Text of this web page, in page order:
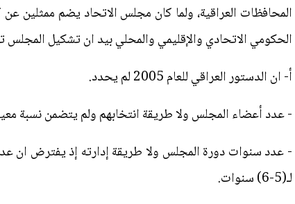
المحافظات العراقية، ولما كان مجلس الاتحاد يضم ممثلين
الحكومي الاتحادي والإقليمي والمحلي بيد ان تشكيل
أ‌- ان الدستور العراقي للعام 2005 لم يحدد.
- عدد أعضاء المجلس ولا طريقة انتخابهم ولم يتضمن نسبة
- عدد سنوات دورة المجلس ولا طريقة إدارته إذ يفترض ان
لـ(5-6) سنوات.